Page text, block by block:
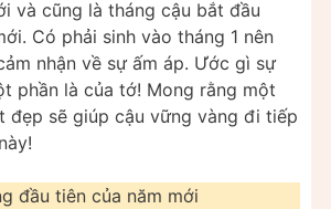
và cũng là tháng cậu bắt đầu
Có phải sinh vào tháng 1 nên
nhận về sự ấm áp. Ước gì sự
phần là của tớ! Mong rằng một
đẹp sẽ giúp cậu vững vàng đi tiếp
đầu tiên của năm mới